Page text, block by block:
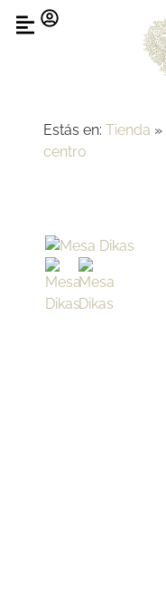
Estás en: Tienda »
centro